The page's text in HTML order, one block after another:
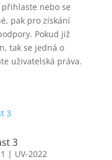
nebo se
pak pro získání
Pokud již
tak se jedná o
uživatelská práva.
3
| UV-2022